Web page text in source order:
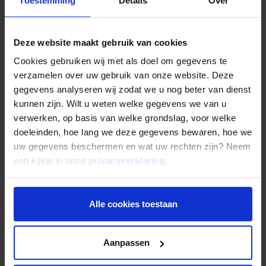
Deze website maakt gebruik van cookies
Cookies gebruiken wij met als doel om gegevens te
verzamelen over uw gebruik van onze website. Deze
gegevens analyseren wij zodat we u nog beter van dienst
kunnen zijn. Wilt u weten welke gegevens we van u
verwerken, op basis van welke grondslag, voor welke
doeleinden, hoe lang we deze gegevens bewaren, hoe we
uw gegevens beschermen en wat uw rechten zijn? Neem
een kijkje in onze privacyverklaring.
Alle cookies toestaan
Aanpassen
Deel op LinkedInDeel via Whatsapp
Terug naar overzicht
Nog niet uitgelezen?